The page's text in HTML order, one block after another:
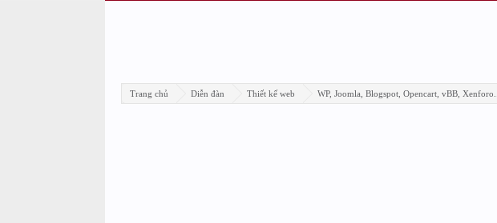
Trang chủ Diễn đàn Thiết kế web WP, Joomla, Blogspot, Opencart, vBB, Xenforo...